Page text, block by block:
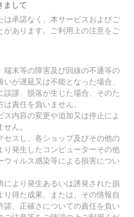
まして
は承諾なく、本サービスおよびご
があります。ご利用上の注意をご
端末等の障害及び回線の不通等の
が遅延又は不能となった場合、
謬、脱落が生じた場合、そのた
責任を負いません。
内容の変更や追加又は停止によ
ん。
セスし、各ショップ及びその他の
り発生したコンピューターその他
ィルス感染等による損害につい
により発生あるいは誘発された損
得た成果、または、その情報自
、正確さについての責任を負い